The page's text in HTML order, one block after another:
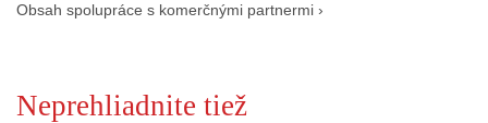
Obsah spolupráce s komerčnými partnermi ›
Neprehliadnite tiež